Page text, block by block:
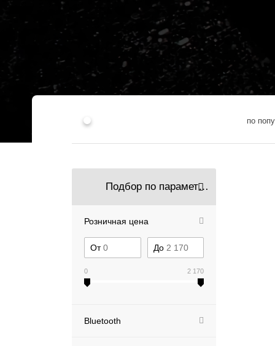
по
Подбор по параметрам
Розничная цена
От До
0 2 170
Bluetooth